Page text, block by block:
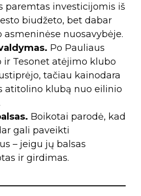
paremtas investicijomis iš
biudžeto, bet dabar
asmeninėse nuosavybėje.
Po Pauliaus
ir Tesonet atėjimo klubo
tačiau kainodara
atitolino klubą nuo eilinio
Boikotai parodė, kad
gali paveikti
– jeigu jų balsas
ir girdimas.